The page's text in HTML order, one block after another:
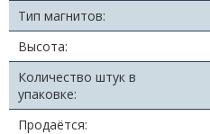
Тип магнитов:
Высота:
Количество штук в
упаковке:
Продаётся: